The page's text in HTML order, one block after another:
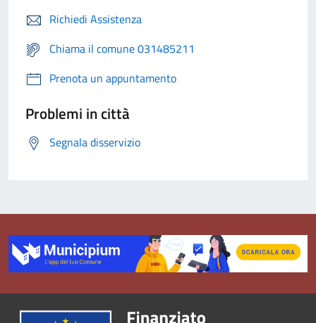
Richiedi Assistenza
Chiama il comune 031485211
Prenota un appuntamento
Problemi in città
Segnala disservizio